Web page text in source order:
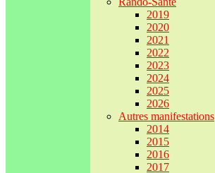
2019
2020
2021
2022
2023
2024
2025
2026
Autres manifestations
2014
2015
2016
2017